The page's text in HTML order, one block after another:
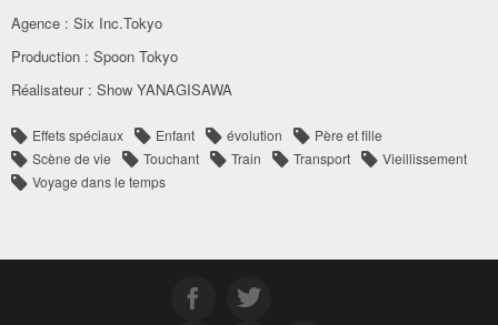
Agence : Six Inc.Tokyo
Production : Spoon Tokyo
Réalisateur : Show YANAGISAWA
Effets spéciaux Enfant évolution
Père et fille
Scène de vie
Touchant Train Transport
Vieillissement
Voyage dans le temps